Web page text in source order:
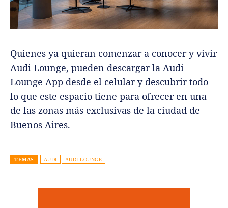
Quienes ya quieran comenzar a conocer y vivir
Audi Lounge, pueden descargar la Audi
Lounge App desde el celular y descubrir todo
lo que este espacio tiene para ofrecer en una
de las zonas más exclusivas de la ciudad de
Buenos Aires.
TEMAS AUDI AUDI LOUNGE